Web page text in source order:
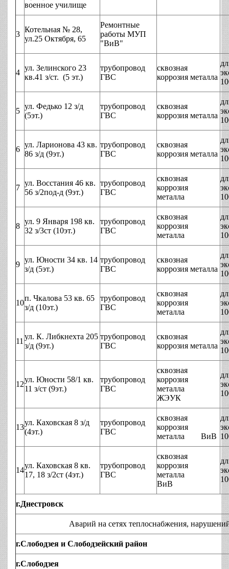
военное училище
3
Котельная № 28,
ул.25 Октября, 65
Ремонтные
работы МУП
"ВиВ"
4
ул. Зелинского 23
кв.41 з/ст. (5 эт.)
трубопровод
ГВС
сквозная
коррозия металла
5
ул. Федько 12 з/д
(5эт.)
трубопровод
ГВС
сквозная
коррозия металла
6
ул. Ларионова 43 кв.
86 з/д (9эт.)
трубопровод
ГВС
сквозная
коррозия металла
7
ул. Восстания 46 кв.
56 з/2под-д (9эт.)
трубопровод
ГВС
сквозная
коррозия
металла
8
ул. 9 Января 198 кв.
32 з/3ст (10эт.)
трубопровод
ГВС
сквозная
коррозия
металла
9
ул. Юности 34 кв. 14
з/д (5эт.)
трубопровод
ГВС
сквозная
коррозия металла
10
п. Чкалова 53 кв. 65
з/д (10эт.)
трубопровод
ГВС
сквозная
коррозия
металла
11
ул. К. Либкнехта 205
з/д (9эт.)
трубопровод
ГВС
сквозная
коррозия металла
12
ул. Юности 58/1 кв.
11 з/ст (9эт.)
трубопровод
ГВС
сквозная
коррозия
металла
ЖЭУК
13
ул. Каховская 8 з/д
(4эт.)
трубопровод
ГВС
сквозная
коррозия
металла ВиВ
14
ул. Каховская 8 кв.
17, 18 з/2ст (4эт.)
трубопровод
ГВС
сквозная
коррозия
металла
ВиВ
г.Днестровск
Аварий на сетях теплоснабжения, нарушений
г.Слободзея и Слободзейский район
г.Слободзея